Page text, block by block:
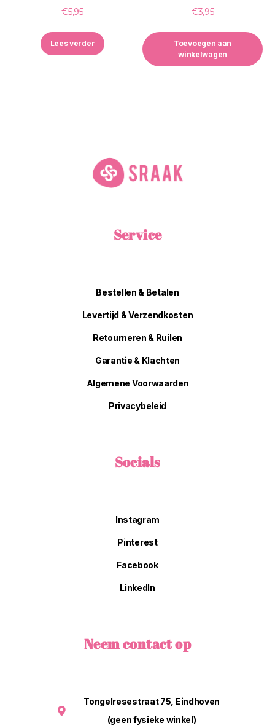
€5,95
Lees verder
€3,95
Toevoegen aan
winkelwagen
Service
Bestellen & Betalen
Levertijd & Verzendkosten
Retourneren & Ruilen
Garantie & Klachten
Algemene Voorwaarden
Privacybeleid
Socials
Instagram
Pinterest
Facebook
LinkedIn
Neem contact op
Tongelresestraat 75, Eindhoven
(geen fysieke winkel)